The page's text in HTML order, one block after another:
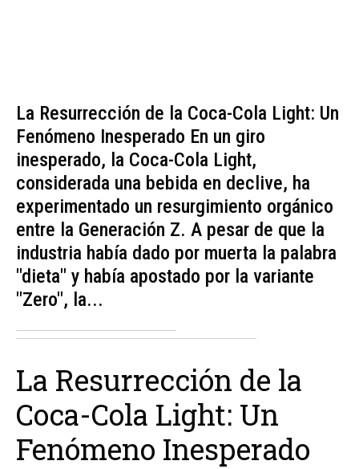
La Resurrección de la Coca-Cola Light: Un
Fenómeno Inesperado En un giro
inesperado, la Coca-Cola Light,
considerada una bebida en declive, ha
experimentado un resurgimiento orgánico
entre la Generación Z. A pesar de que la
industria había dado por muerta la palabra
"dieta" y había apostado por la variante
"Zero", la...
La Resurrección de la
Coca-Cola Light: Un
Fenómeno Inesperado